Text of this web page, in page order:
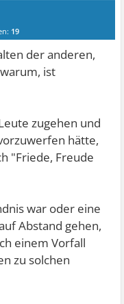
19
der anderen,
ist
zugehen und
hätte,
"Friede, Freude
war oder eine
Abstand gehen,
einem Vorfall
zu solchen